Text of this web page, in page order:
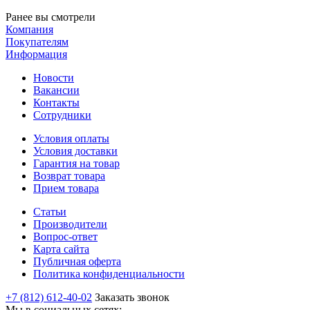
Ранее вы смотрели
Компания
Покупателям
Информация
Новости
Вакансии
Контакты
Сотрудники
Условия оплаты
Условия доставки
Гарантия на товар
Возврат товара
Прием товара
Статьи
Производители
Вопрос-ответ
Карта сайта
Публичная оферта
Политика конфиденциальности
+7 (812) 612-40-02 Заказать звонок